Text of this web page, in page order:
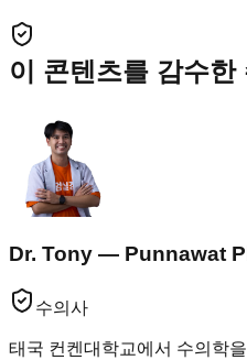
이 콘텐츠를 감수한
Dr. Tony — Punnawat
수의사
태국 컨켄대학교에서 수의학